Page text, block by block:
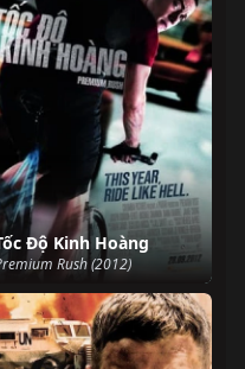
Độ Kinh Hoàng
Rush (2012)